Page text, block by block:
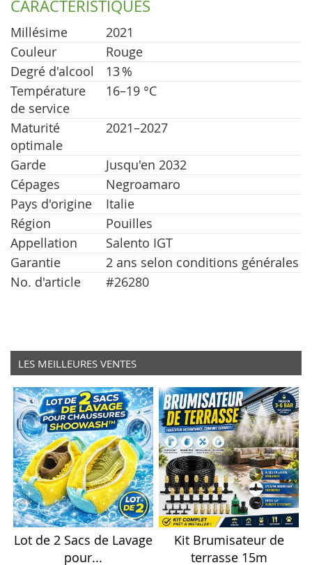
CARACTÉRISTIQUES
Millésime
2021
Couleur
Rouge
Degré d'alcool
13 %
Température
de service
16–19 °C
Maturité
optimale
2021–2027
Garde
Jusqu'en 2032
Cépages
Negroamaro
Pays d'origine
Italie
Région
Pouilles
Appellation
Salento IGT
Garantie
2 ans selon conditions générales
No. d'article
#26280
LES MEILLEURES VENTES
Lot de 2 Sacs de Lavage
pour...
Kit Brumisateur de
terrasse 15m